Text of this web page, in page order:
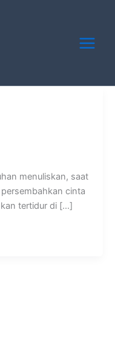
Menu
menuliskan, saat
cinta
tertidur di […]